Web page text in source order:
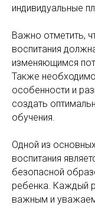
индивидуальные
Важно отметить,
воспитания
изменяющимся
Также
особенности и
создать
обучения.
Одной из
воспитания
безопасной
ребенка. Каждый
важным и